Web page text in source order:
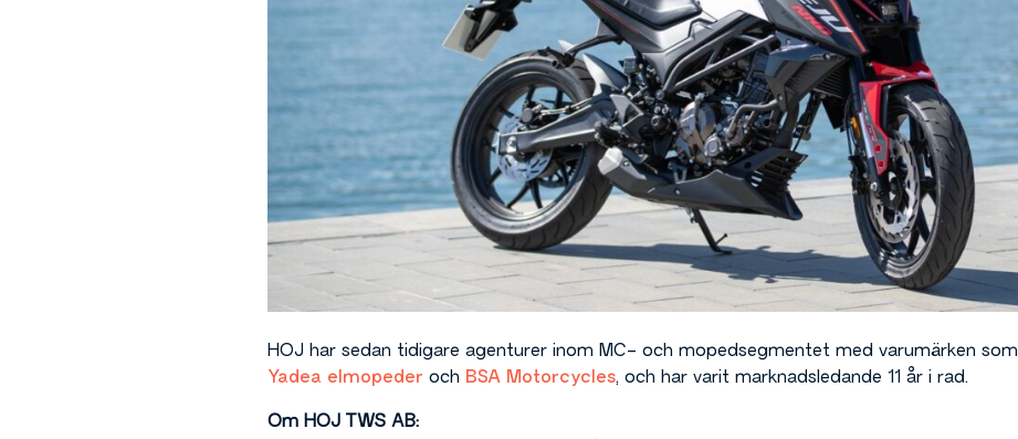
HOJ har sedan tidigare agenturer inom MC- och mopedsegmentet med varumärken som
Yadea elmopeder och BSA Motorcycles, och har varit marknadsledande 11 år i rad.
Om HOJ TWS AB: